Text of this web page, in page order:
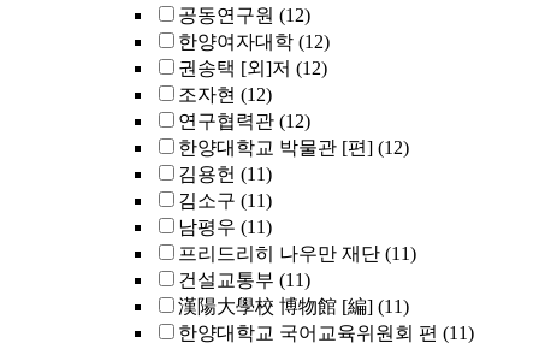
공동연구원 (12)
한양여자대학 (12)
권송택 [외]저 (12)
조자현 (12)
연구협력관 (12)
한양대학교 박물관 [편] (12)
김용헌 (11)
김소구 (11)
남평우 (11)
프리드리히 나우만 재단 (11)
건설교통부 (11)
漢陽大學校 博物館 [編] (11)
한양대학교 국어교육위원회 편 (11)